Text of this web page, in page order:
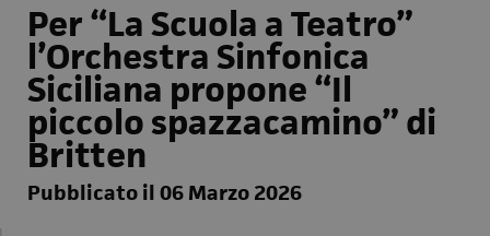
Per “La Scuola a Teatro”
l’Orchestra Sinfonica
Siciliana propone “Il
piccolo spazzacamino” di
Britten
Pubblicato il 06 Marzo 2026